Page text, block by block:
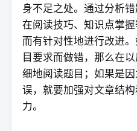
身不足之处。通过分析
在阅读技巧、知识点掌
而有针对性地进行改进
目要求而做错，那么在
细地阅读题目；如果是
误，就要加强对文章结
力。